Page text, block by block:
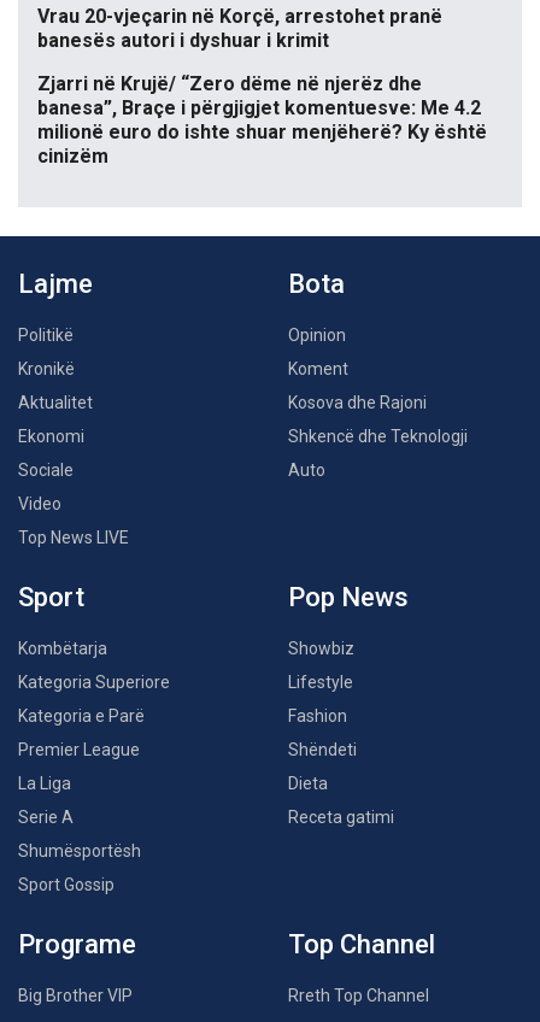
Vrau 20-vjeçarin në Korçë, arrestohet pranë
banesës autori i dyshuar i krimit
Zjarri në Krujë/ “Zero dëme në njerëz dhe
banesa”, Braçe i përgjigjet komentuesve: Me 4.2
milionë euro do ishte shuar menjëherë? Ky është
cinizëm
Lajme
Politikë
Kronikë
Aktualitet
Ekonomi
Sociale
Video
Top News LIVE
Bota
Opinion
Koment
Kosova dhe Rajoni
Shkencë dhe Teknologji
Auto
Sport
Kombëtarja
Kategoria Superiore
Kategoria e Parë
Premier League
La Liga
Serie A
Shumësportësh
Sport Gossip
Pop News
Showbiz
Lifestyle
Fashion
Shëndeti
Dieta
Receta gatimi
Programe
Big Brother VIP
Top Channel
Rreth Top Channel